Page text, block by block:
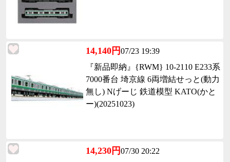
14,140円07/23 19:39
『新品即納』{RWM} 10-2110 E233系
7000番台 埼京線 6両増結せっと(動力
無し) Nげーじ 鉄道模型 KATO(かと
ー)(20251023)
14,230円07/30 20:22